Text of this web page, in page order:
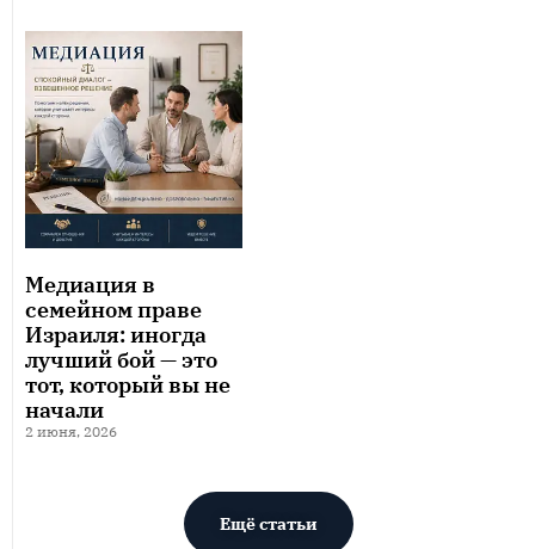
Медиация в
семейном праве
Израиля: иногда
лучший бой — это
тот, который вы не
начали
2 июня, 2026
Ещё статьи